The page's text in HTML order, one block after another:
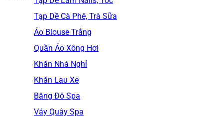
Tạp Dề Cà Phê, Trà Sữa
Áo Blouse Trắng
Quần Áo Xông Hơi
Khăn Nhà Nghỉ
Khăn Lau Xe
Băng Đô Spa
Váy Quây Spa